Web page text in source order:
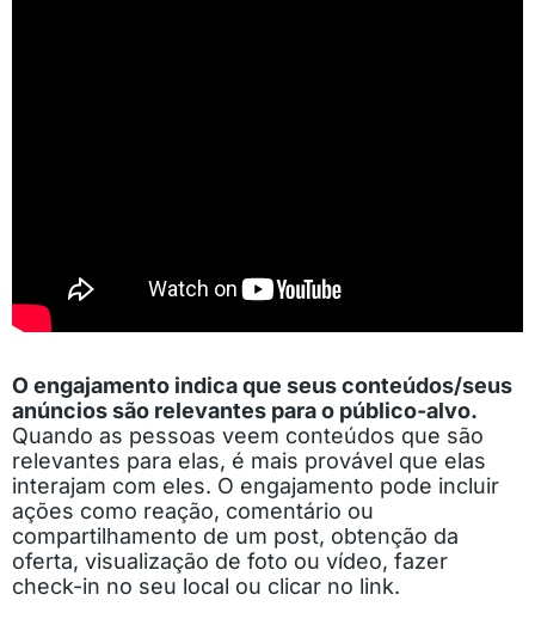
O engajamento indica que seus conteúdos/seus
anúncios são relevantes para o público-alvo.
Quando as pessoas veem conteúdos que são
relevantes para elas, é mais provável que elas
interajam com eles. O engajamento pode incluir
ações como reação, comentário ou
compartilhamento de um post, obtenção da
oferta, visualização de foto ou vídeo, fazer
check-in no seu local ou clicar no link.